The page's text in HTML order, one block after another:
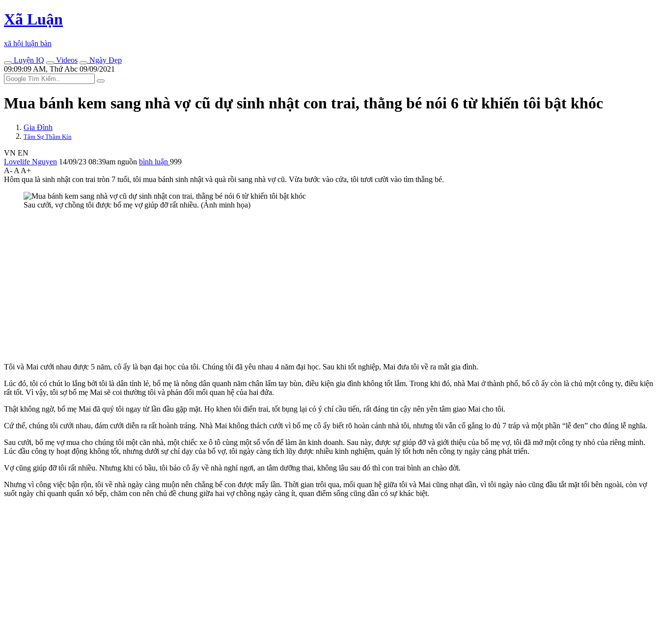
Xã Luận
xã hội luận bàn
Luyện IQ
Videos
Ngày Đẹp
09:09:09 AM, Thứ Abc 09/09/2021
Mua bánh kem sang nhà vợ cũ dự sinh nhật con trai, thằng bé nói 6 từ khiến tôi bật khóc
Gia Đình
Tâm Sự Thầm Kín
VN EN
Lovelife Nguyen 14/09/23 08:39am nguồn bình luận 999
A- A A+
Hôm qua là sinh nhật con trai tròn 7 tuổi, tôi mua bánh sinh nhật và quà rồi sang nhà vợ cũ. Vừa bước vào cửa, tôi tươi cười vào tìm thằng bé.
Sau cưới, vợ chồng tôi được bố mẹ vợ giúp đỡ rất nhiều. (Ảnh minh họa)
Tôi và Mai cưới nhau được 5 năm, cô ấy là bạn đại học của tôi. Chúng tôi đã yêu nhau 4 năm đại học. Sau khi tốt nghiệp, Mai đưa tôi về ra mắt gia đình.
Lúc đó, tôi có chút lo lắng bởi tôi là dân tỉnh lẻ, bố mẹ là nông dân quanh năm chân lấm tay bùn, điều kiện gia đình không tốt lắm. Trong khi đó, nhà Mai ở thành phố, bố cô ấy còn là chủ một công ty, điều kiện
rất tốt. Vì vậy, tôi sợ bố mẹ Mai sẽ coi thường tôi và phản đối mối quan hệ của hai đứa.
Thật không ngờ, bố mẹ Mai đã quý tôi ngay từ lần đầu gặp mặt. Họ khen tôi điển trai, tốt bụng lại có ý chí cầu tiến, rất đáng tin cậy nên yên tâm giao Mai cho tôi.
Cứ thế, chúng tôi cưới nhau, đám cưới diễn ra rất hoành tráng. Nhà Mai không thách cưới vì bố mẹ cô ấy biết rõ hoàn cảnh nhà tôi, nhưng tôi vẫn cố gắng lo đủ 7 tráp và một phần “lễ đen” cho đúng lễ nghĩa.
Sau cưới, bố mẹ vợ mua cho chúng tôi một căn nhà, một chiếc xe ô tô cùng một số vốn để làm ăn kinh doanh. Sau này, được sự giúp đỡ và giới thiệu của bố mẹ vợ, tôi đã mở một công ty nhỏ của riêng mình.
Lúc đầu công ty hoạt động không tốt, nhưng dưới sự chỉ dạy của bố vợ, tôi ngày càng tích lũy được nhiều kinh nghiệm, quản lý tốt hơn nên công ty ngày càng phát triển.
Vợ cũng giúp đỡ tôi rất nhiều. Nhưng khi có bầu, tôi bảo cô ấy về nhà nghỉ ngơi, an tâm dưỡng thai, không lâu sau đó thì con trai bình an chào đời.
Nhưng vì công việc bận rộn, tôi về nhà ngày càng muộn nên chẳng bế con được mấy lần. Thời gian trôi qua, mối quan hệ giữa tôi và Mai cũng nhạt dần, vì tôi ngày nào cũng đầu tắt mặt tối bên ngoài, còn vợ
suốt ngày chỉ quanh quẩn xó bếp, chăm con nên chủ đề chung giữa hai vợ chồng ngày càng ít, quan điểm sống cũng dần có sự khác biệt.